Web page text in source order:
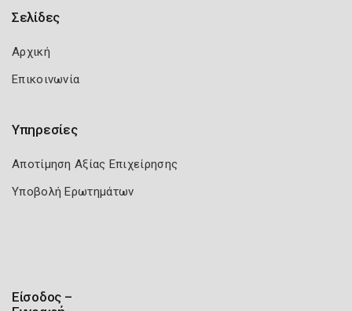
Σελίδες
Αρχική
Επικοινωνία
Υπηρεσίες
Αποτίμηση Αξίας Επιχείρησης
Υποβολή Ερωτημάτων
Είσοδος –